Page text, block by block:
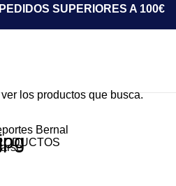
SUPERIORES A 100€
los productos que busca.